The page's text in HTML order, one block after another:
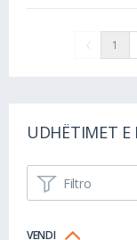
1
UDHËTIMET E
Filtro
VENDI